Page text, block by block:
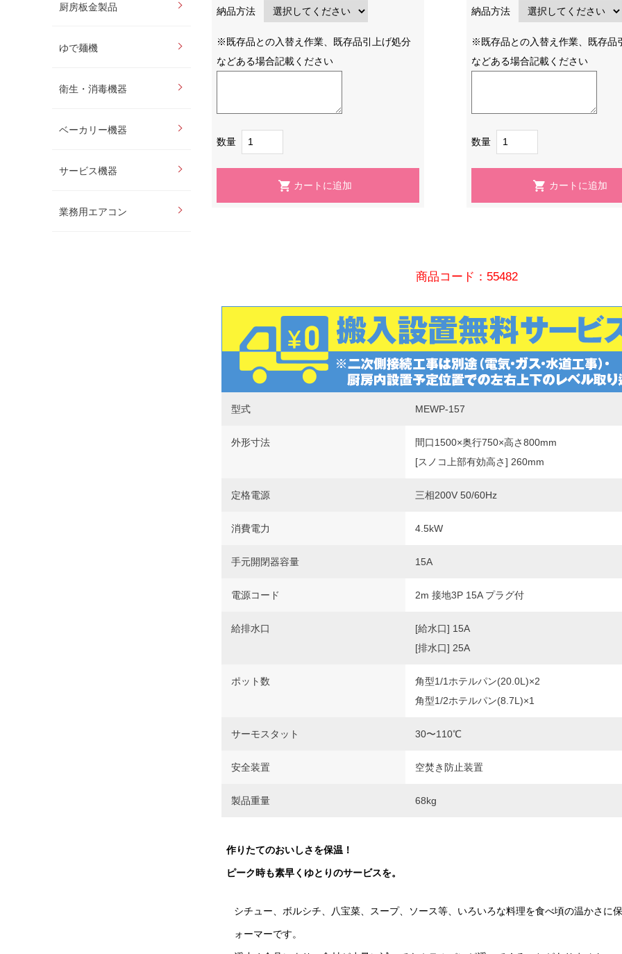
厨房板金製品
ゆで麺機
衛生・消毒機器
ベーカリー機器
サービス機器
業務用エアコン
納品方法
※既存品との入替え作業、既存品引上げ処分
などある場合記載ください
数量
納品方法
※既存品との入替え作業、既存品
などある場合記載ください
数量
商品コード：55482
型式 MEWP-157
外形寸法
間口1500×奥行750×高さ800mm
[スノコ上部有効高さ] 260mm
定格電源 三相200V 50/60Hz
消費電力 4.5kW
手元開閉器容量 15A
電源コード 2m 接地3P 15A プラグ付
給排水口
[給水口] 15A
[排水口] 25A
ポット数
角型1/1ホテルパン(20.0L)×2
角型1/2ホテルパン(8.7L)×1
サーモスタット 30〜110℃
安全装置 空焚き防止装置
製品重量 68kg
作りたてのおいしさを保温！
ピーク時も素早くゆとりのサービスを。
シチュー、ボルシチ、八宝菜、スープ、ソース等、いろいろな料理を食べ頃の温かさに
ォーマーです。